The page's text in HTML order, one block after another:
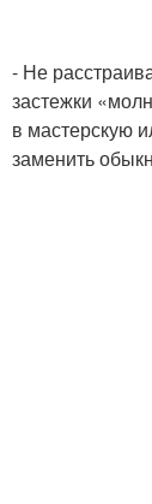
- Не
застежки
в мастерскую
заменить